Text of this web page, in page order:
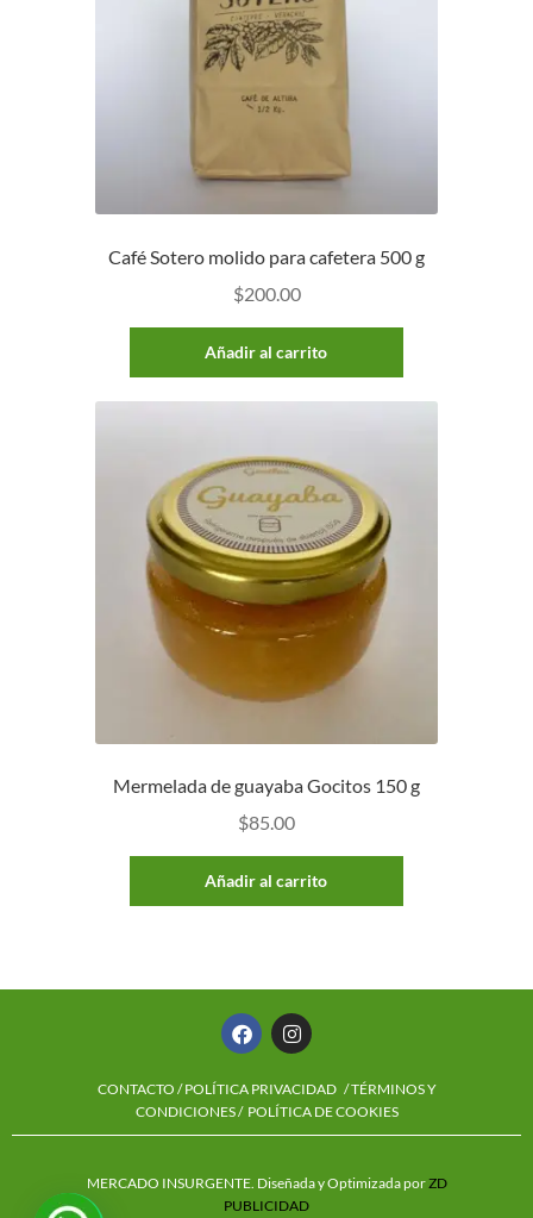
Café Sotero molido para cafetera 500 g
$200.00
Añadir al carrito
Mermelada de guayaba Gocitos 150 g
$85.00
Añadir al carrito
CONTACTO /POLÍTICA PRIVACIDAD / TÉRMINOS Y
CONDICIONES / POLÍTICA DE COOKIES
MERCADO INSURGENTE. Diseñada y Optimizada porZD
PUBLICIDAD